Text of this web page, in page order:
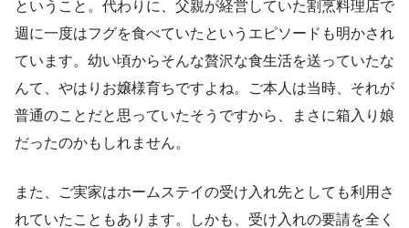
ということ。代わりに、父親が経営していた割烹料理店で
週に一度はフグを食べていたというエピソードも明かされ
ています。幼い頃からそんな贅沢な食生活を送っていたな
んて、やはりお嬢様育ちですよね。ご本人は当時、それが
普通のことだと思っていたそうですから、まさに箱入り娘
だったのかもしれません。
また、ご実家はホームステイの受け入れ先としても利用さ
れていたこともあります。しかも、受け入れの要請を全く